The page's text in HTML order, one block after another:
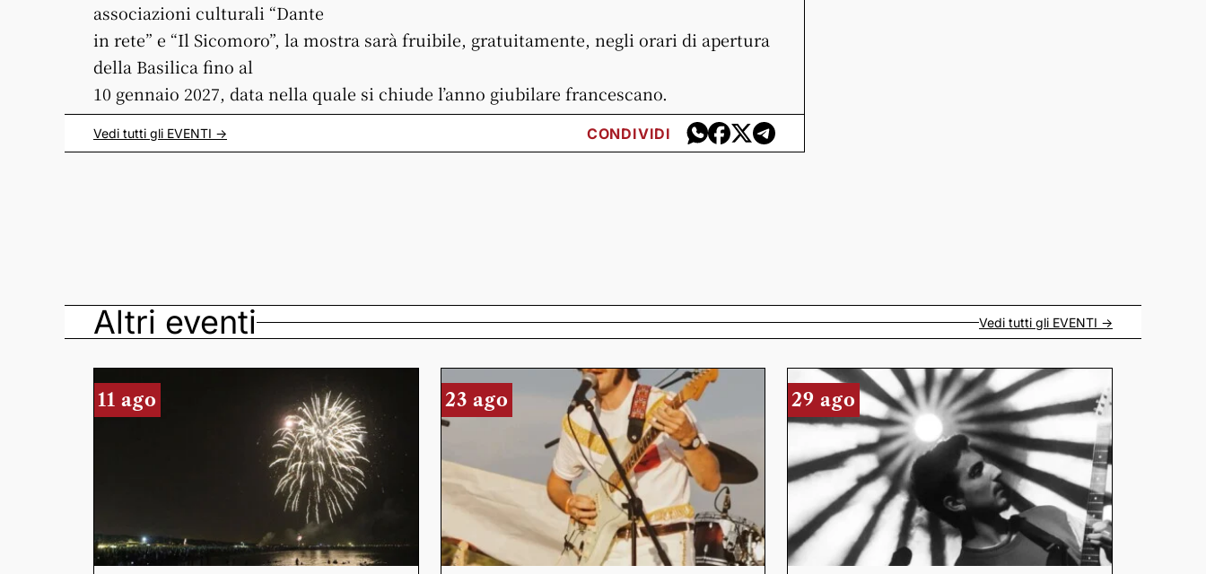
associazioni culturali “Dante
in rete” e “Il Sicomoro”, la mostra sarà fruibile, gratuitamente, negli orari di apertura
della Basilica fino al
10 gennaio 2027, data nella quale si chiude l’anno giubilare francescano.
Vedi tutti gli EVENTI -> CONDIVIDI
Altri eventi Vedi tutti gli EVENTI ->
11 ago 23 ago 29 ago